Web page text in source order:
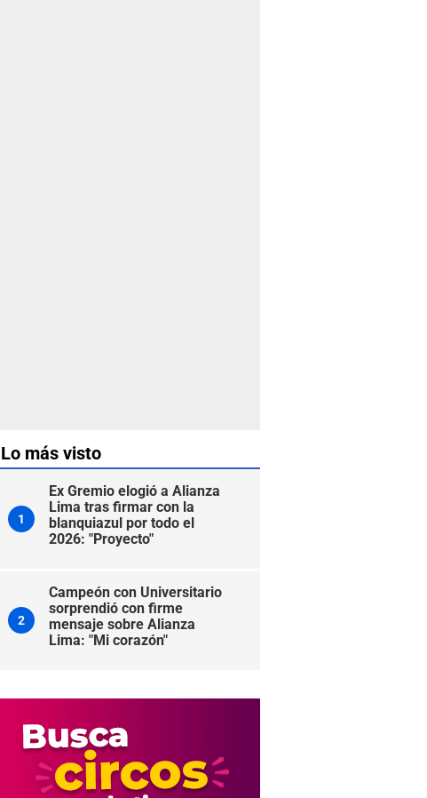
Lo más visto
1
Ex Gremio elogió a Alianza
Lima tras firmar con la
blanquiazul por todo el
2026: "Proyecto"
2
Campeón con Universitario
sorprendió con firme
mensaje sobre Alianza
Lima: "Mi corazón"